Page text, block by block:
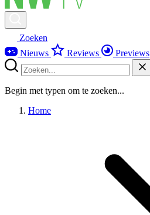
Zoeken
Nieuws
Reviews Previews
Begin met typen om te zoeken...
Home